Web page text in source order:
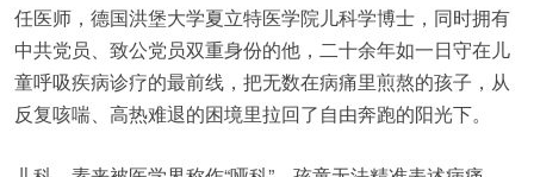
任医师，德国洪堡大学夏立特医学院儿科学博士，同时拥有
中共党员、致公党员双重身份的他，二十余年如一日守在儿
童呼吸疾病诊疗的最前线，把无数在病痛里煎熬的孩子，从
反复咳喘、高热难退的困境里拉回了自由奔跑的阳光下。